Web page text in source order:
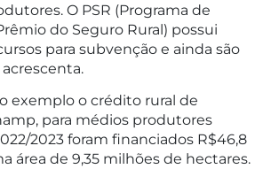
O PSR (Programa de
do Seguro Rural) possui
para subvenção e ainda são
acrescenta.
exemplo o crédito rural de
para médios produtores
2023 foram financiados R$46,8
área de 9,35 milhões de hectares.